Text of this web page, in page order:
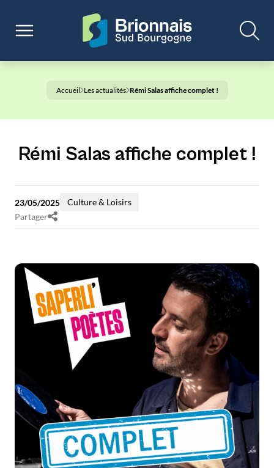
Accueil Les actualités Rémi Salas affiche complet !
Rémi Salas affiche complet !
23/05/2025
Culture & Loisirs
Partager